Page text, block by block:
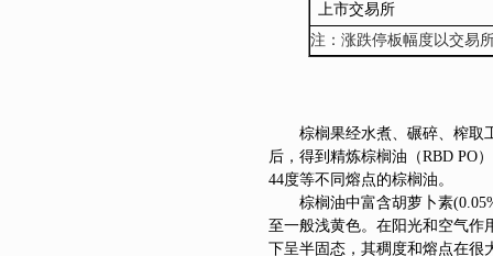
上市交易所
注：涨跌停板幅度以交易
棕榈果经水煮、碾碎、榨取
后，得到精炼棕榈油（RBD PO
44度等不同熔点的棕榈油。
棕榈油中富含胡萝卜素
至一般浅黄色。在阳光和空气作
下呈半固态，其稠度和熔点在很